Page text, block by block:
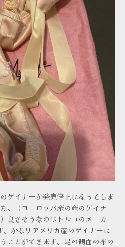
ゲイナーが発売停止になってしま
。（ヨーロッパ産の産のゲイナー
良さそうなのはトルコのメーカー
。かなりアメリカ産のゲイナーに
ことができます。足の側面の布の